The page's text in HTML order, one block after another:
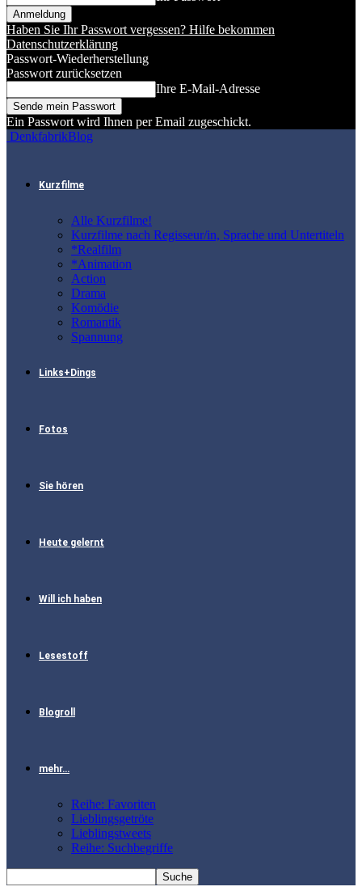
Haben Sie Ihr Passwort vergessen? Hilfe bekommen
Datenschutzerklärung
Passwort-Wiederherstellung
Passwort zurücksetzen
Ihre E-Mail-Adresse
Ein Passwort wird Ihnen per Email zugeschickt.
DenkfabrikBlog
Kurzfilme
Alle Kurzfilme!
Kurzfilme nach Regisseur/in, Sprache und Untertiteln
*Realfilm
*Animation
Action
Drama
Komödie
Romantik
Spannung
Links+Dings
Fotos
Sie hören
Heute gelernt
Will ich haben
Lesestoff
Blogroll
mehr…
Reihe: Favoriten
Lieblingsgetröte
Lieblingstweets
Reihe: Suchbegriffe